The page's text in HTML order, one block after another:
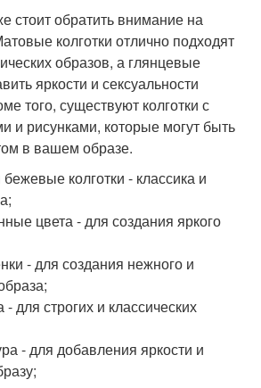
стоит обратить внимание на
колготки отлично подходят
образов, а глянцевые
яркости и сексуальности
того, существуют колготки с
и рисунками, которые могут быть
в вашем образе.
колготки - классика и
цвета - для создания яркого
- для создания нежного и
для строгих и классических
- для добавления яркости и